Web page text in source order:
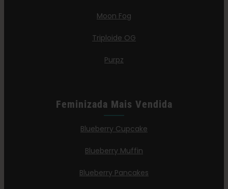
Moon Fog
Triploide OG
Purpz
Feminizada Mais Vendida
Blueberry Cupcake
Blueberry Muffin
Blueberry Pancakes